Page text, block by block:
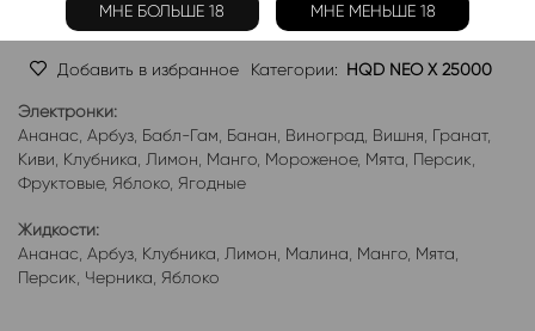
Добавить в избранное Категории: HQD NEO X 25000
Электронки:
Ананас Арбуз Бабл-Гам Банан Виноград Вишня Гранат,
Киви Клубника Лимон Манго Мороженое, Мята Персик
Фруктовые, Яблоко Ягодные
Жидкости:
Ананас Арбуз Клубника Лимон Малина Манго Мята
Персик Черника Яблоко
МНЕ БОЛЬШЕ 18 МНЕ МЕНЬШЕ 18